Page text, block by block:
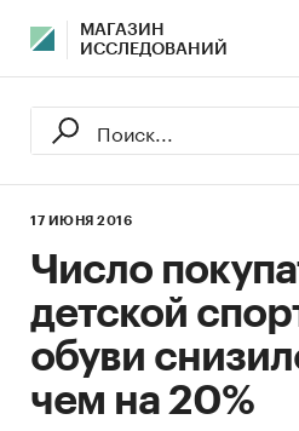
МАГАЗИН
ИССЛЕДОВАНИЙ
17 ИЮНЯ 2016
Число
детской
обуви
чем на 20%